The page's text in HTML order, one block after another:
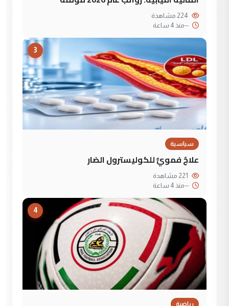
--منذ 4 ساعة
3
سياسية
علاجٌ فمويٌّ للكوليسترول الضار
--منذ 4 ساعة
4
رياضية